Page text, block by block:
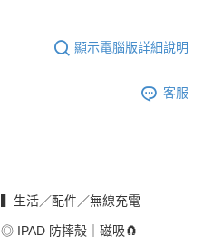
顯示電腦版詳細說明
客服
▍生活／配件／無線充電
◎ IPAD 防摔殼｜磁吸🧲